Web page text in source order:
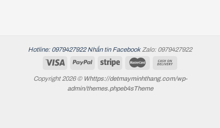
Hotline: 0979427922 Nhắn tin Facebook Zalo: 0979427922
Copyright 2026 © Whttps://detmayminhthang.com/wp-
admin/themes.phpeb4sTheme